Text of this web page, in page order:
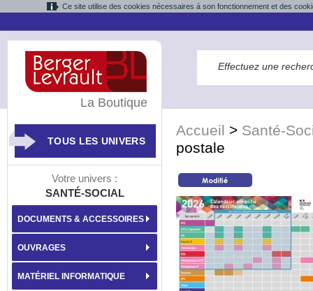
Ce site utilise des cookies nécessaires à son fonctionnement et des
Accueil > Santé-
postale
La Boutique
TOUS LES UNIVERS
Votre univers :
SANTÉ-SOCIAL
DOCUMENTS & ACCESSOIRES
OUVRAGES
MATÉRIEL INFORMATIQUE